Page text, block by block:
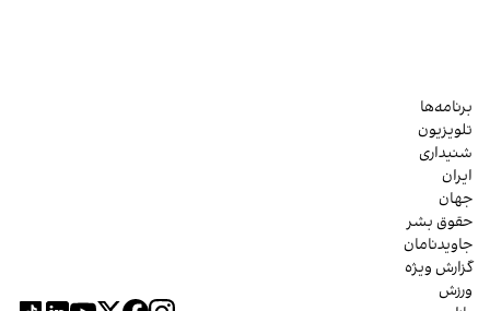
برنامه‌ها
تلویزیون
شنیداری
ایران
جهان
حقوق بشر
جاویدنامان
گزارش ویژه
ورزش